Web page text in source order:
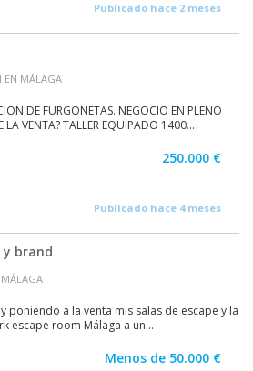
Publicado hace 2 meses
EN MÁLAGA
DE FURGONETAS. NEGOCIO EN PLENO
LA VENTA? TALLER EQUIPADO 1400...
250.000 €
Publicado hace 4 meses
y brand
poniendo a la venta mis salas de escape y la
escape room Málaga a un...
Menos de 50.000 €